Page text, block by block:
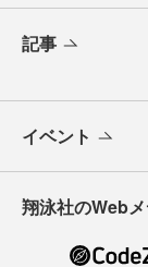
記事
イベント
翔泳社のWeb